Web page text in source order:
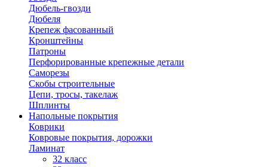
Дюбель-гвозди
Дюбеля
Крепеж фасованный
Кронштейны
Патроны
Перфорированные крепежные детали
Саморезы
Скобы строительные
Цепи, тросы, такелаж
Шплинты
Напольные покрытия
Коврики
Ковровые покрытия, дорожки
Ламинат
32 класс